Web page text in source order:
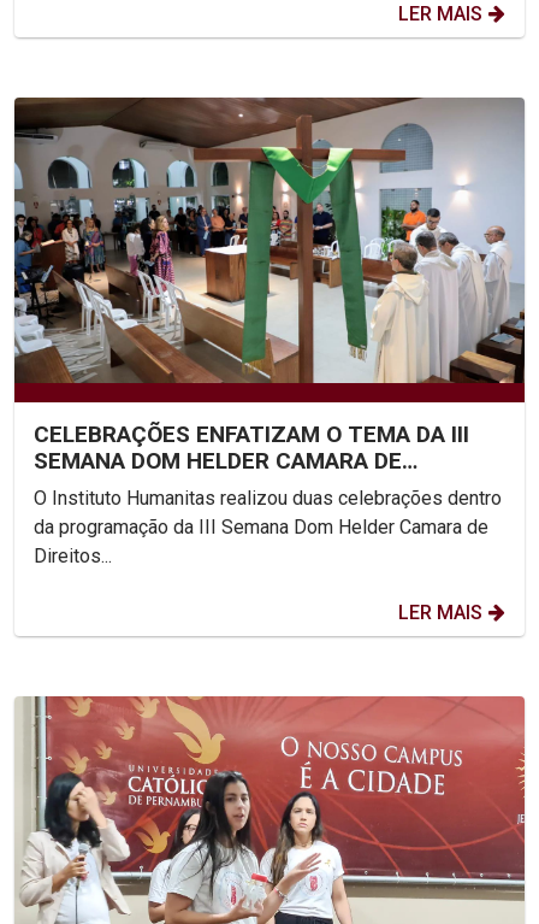
LER MAIS
CELEBRAÇÕES ENFATIZAM O TEMA DA III
SEMANA DOM HELDER CAMARA DE
DIREITOS HUMANOS NA UNICAP
O Instituto Humanitas realizou duas celebrações dentro
da programação da III Semana Dom Helder Camara de
Direitos...
LER MAIS